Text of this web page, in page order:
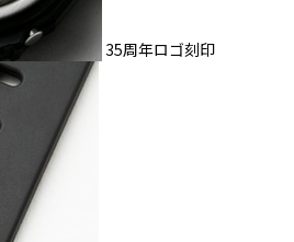
35周年ロゴ刻印